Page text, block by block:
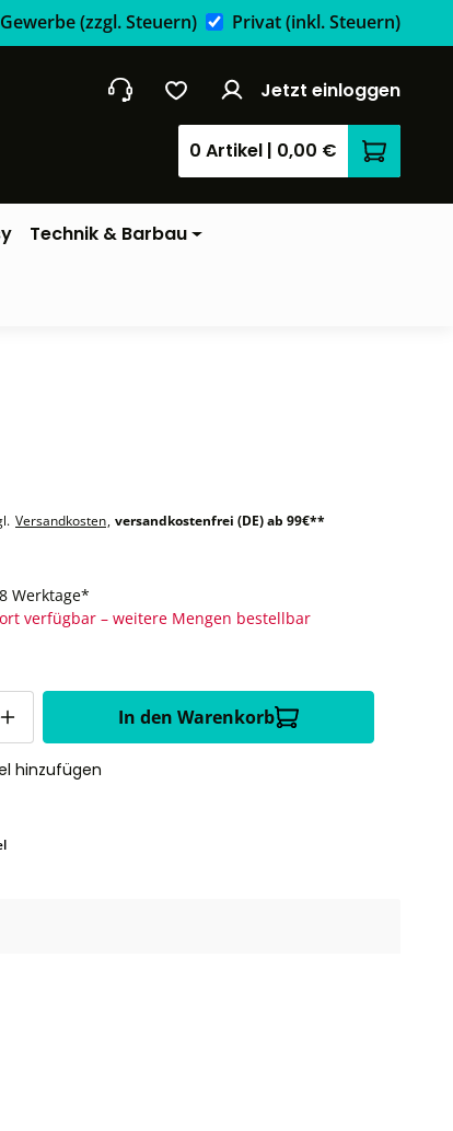
Gewerbe(zzgl. Steuern) Privat(inkl. Steuern)
Jetzt einloggen
0 Artikel | 0,00 €
Technik & Barbau
Versandkosten, versandkostenfrei (DE) ab 99€**
Werktage*
verfügbar – weitere Mengen bestellbar
In den Warenkorb
hinzufügen